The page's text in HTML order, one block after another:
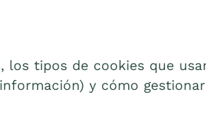
tipos de cookies que
y cómo